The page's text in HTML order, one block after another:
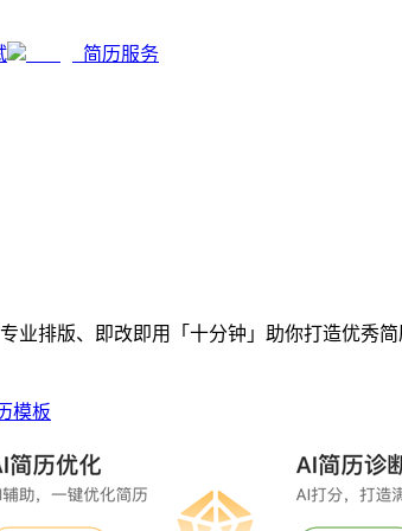
简历服务
业排版、即改即用「十分钟」助你打造优秀
模板